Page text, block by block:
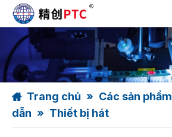
Trang chủ » Các sản phẩm
dẫn » Thiết bị hát